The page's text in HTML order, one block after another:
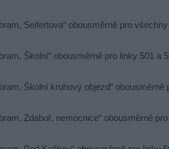
Seifertova“ obousměrně pro
Školní“ obousměrně pro linky 501 a
Školní kruhový objezd“ obousměrně
Zdaboř, nemocnice“ obousměrně